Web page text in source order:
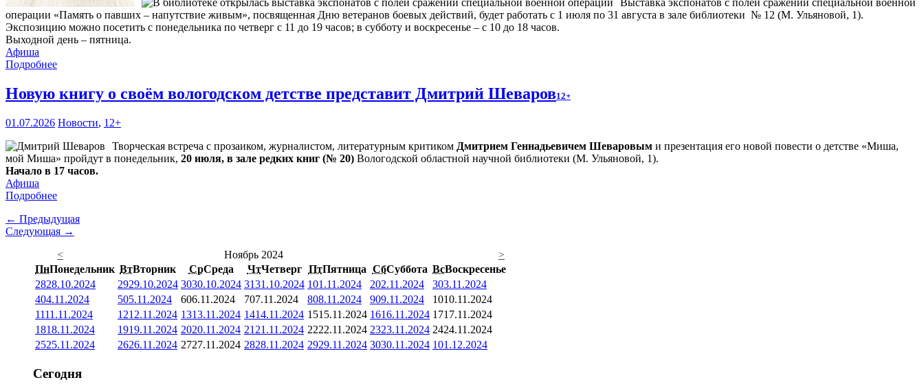
Выставка экспонатов с полей сражений специальной военной
операции «Память о павших – напутствие живым», посвященная Дню ветеранов боевых действий, будет работать с 1 июля по 31 августа в зале библиотеки № 12 (М. Ульяновой, 1).
Экспозицию можно посетить с понедельника по четверг с 11 до 19 часов; в субботу и воскресенье – с 10 до 18 часов.
Выходной день – пятница.
Афиша
Подробнее
Новую книгу о своём вологодском детстве представит Дмитрий Шеваров12+
01.07.2026 Новости, 12+
Творческая встреча с прозаиком, журналистом, литературным критиком Дмитрием Геннадьевичем Шеваровым и презентация его новой повести о детстве «Миша,
мой Миша» пройдут в понедельник, 20 июля, в зале редких книг (№ 20) Вологодской областной научной библиотеки (М. Ульяновой, 1).
Начало в 17 часов.
Афиша
Подробнее
← Предыдущая
Следующая →
<
Ноябрь 2024
>
ПнПонедельник ВтВторник СрСреда ЧтЧетверг ПтПятница СбСуббота ВсВоскресенье
2828.10.2024 2929.10.2024 3030.10.2024 3131.10.2024 101.11.2024 202.11.2024 303.11.2024
404.11.2024 505.11.2024 606.11.2024 707.11.2024 808.11.2024 909.11.2024 1010.11.2024
1111.11.2024 1212.11.2024 1313.11.2024 1414.11.2024 1515.11.2024 1616.11.2024 1717.11.2024
1818.11.2024 1919.11.2024 2020.11.2024 21 21.11.2024 2222.11.2024 2323.11.2024 2424.11.2024
2525.11.2024 2626.11.2024 2727.11.2024 2828.11.2024 2929.11.2024 3030.11.2024 101.12.2024
Сегодня